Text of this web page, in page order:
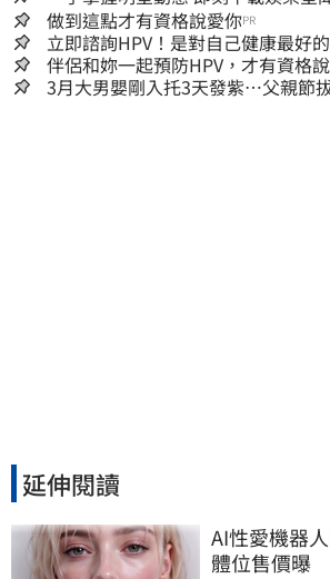
做到這點才有資格說愛你PR
立即諮詢HPV！是對自己健康最好
嫌晚！
伴侶和妳一起預防HPV，才有資格說
3月大男嬰剛入托3天發紫…父親節
延伸閱讀
AI性愛機器
體位售價曝